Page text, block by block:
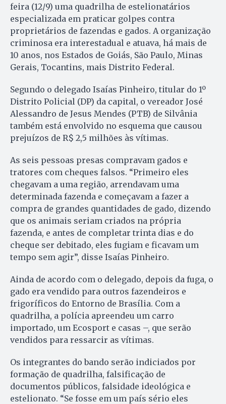
feira (12/9) uma quadrilha de estelionatários
especializada em praticar golpes contra
proprietários de fazendas e gados. A organização
criminosa era interestadual e atuava, há mais de
10 anos, nos Estados de Goiás, São Paulo, Minas
Gerais, Tocantins, mais Distrito Federal.
Segundo o delegado Isaías Pinheiro, titular do 1º
Distrito Policial (DP) da capital, o vereador José
Alessandro de Jesus Mendes (PTB) de Silvânia
também está envolvido no esquema que causou
prejuízos de R$ 2,5 milhões às vítimas.
As seis pessoas presas compravam gados e
tratores com cheques falsos. “Primeiro eles
chegavam a uma região, arrendavam uma
determinada fazenda e começavam a fazer a
compra de grandes quantidades de gado, dizendo
que os animais seriam criados na própria
fazenda, e antes de completar trinta dias e do
cheque ser debitado, eles fugiam e ficavam um
tempo sem agir”, disse Isaías Pinheiro.
Ainda de acordo com o delegado, depois da fuga, o
gado era vendido para outros fazendeiros e
frigoríficos do Entorno de Brasília. Com a
quadrilha, a polícia apreendeu um carro
importado, um Ecosport e casas –, que serão
vendidos para ressarcir as vítimas.
Os integrantes do bando serão indiciados por
formação de quadrilha, falsificação de
documentos públicos, falsidade ideológica e
estelionato. “Se fosse em um país sério eles